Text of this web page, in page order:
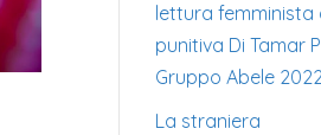
lettura femminista
punitiva Di Tamar
Gruppo Abele
La straniera